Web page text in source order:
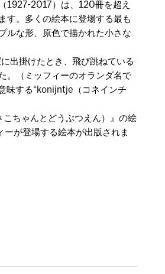
1927-2017）は、120冊を超え
す。多くの絵本に登場する最も
ルな形、原色で描かれた小さな
出掛けたとき、飛び跳ねている
。（ミッフィーのオランダ名で
味する“konijntje（コネインチ
ちゃんとどうぶつえん）』の絵
が登場する絵本が出版されま